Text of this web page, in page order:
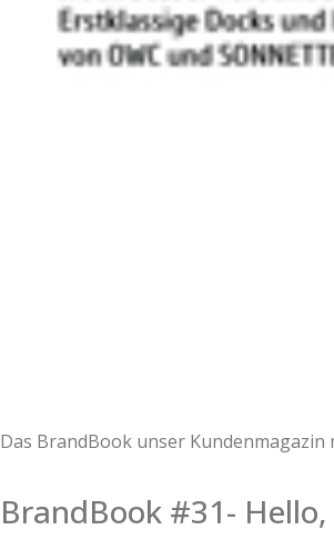
Das BrandBook unser
BrandBook #31-